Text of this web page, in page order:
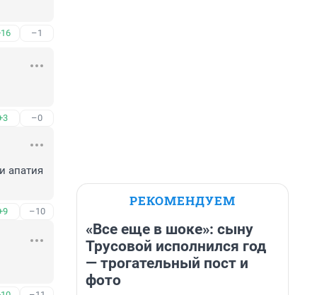
–1
–0
апатия
–10
РЕКОМЕНДУЕМ
«Все еще в шоке»: сыну
Трусовой исполнился год
— трогательный пост и
фото